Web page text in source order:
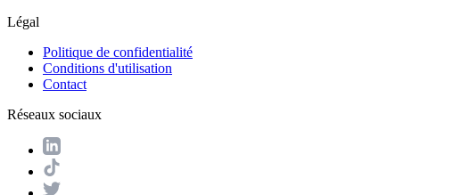
Légal
Politique de confidentialité
Conditions d'utilisation
Contact
Réseaux sociaux